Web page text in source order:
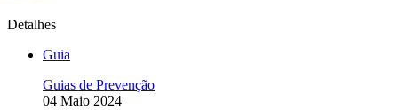
Detalhes
Guia
Guias de Prevenção
04 Maio 2024